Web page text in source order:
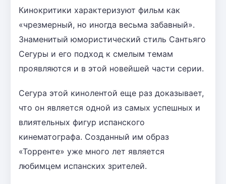
Кинокритики характеризуют фильм как
«чрезмерный, но иногда весьма забавный».
Знаменитый юмористический стиль Сантьяго
Сегуры и его подход к смелым темам
проявляются и в этой новейшей части серии.
Сегура этой кинолентой еще раз доказывает,
что он является одной из самых успешных и
влиятельных фигур испанского
кинематографа. Созданный им образ
«Торренте» уже много лет является
любимцем испанских зрителей.